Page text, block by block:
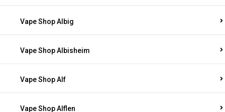
Vape Shop Albig
Vape Shop Albisheim
Vape Shop Alf
Vape Shop Alflen